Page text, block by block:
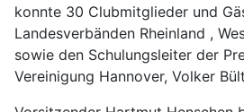
konnte 30 Clubmitglieder und
Landesverbänden Rheinland ,
sowie den Schulungsleiter der
Vereinigung Hannover, Volker